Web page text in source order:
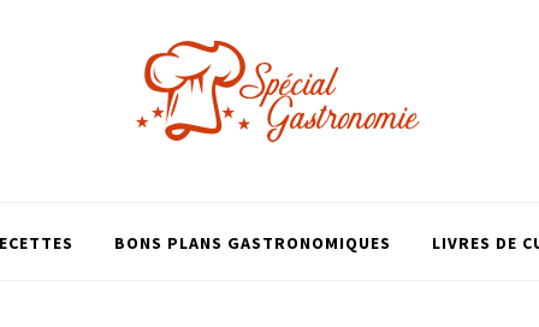
BONS PLANS GASTRONOMIQUES LIVRES DE